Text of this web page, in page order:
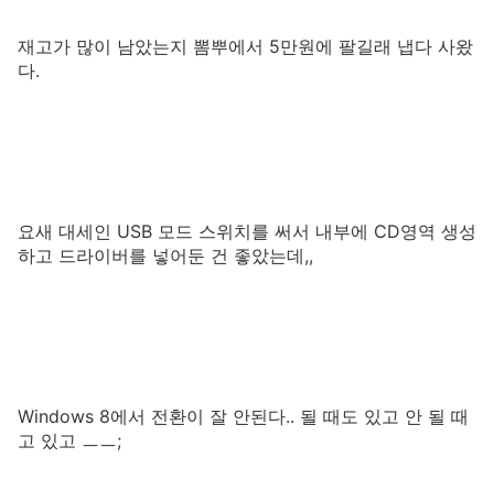
재고가 많이 남았는지 뽐뿌에서 5만원에 팔길래 냅다 사왔
다.
요새 대세인 USB 모드 스위치를 써서 내부에 CD영역 생성
하고 드라이버를 넣어둔 건 좋았는데,,
Windows 8에서 전환이 잘 안된다.. 될 때도 있고 안 될 때
고 있고 ㅡㅡ;